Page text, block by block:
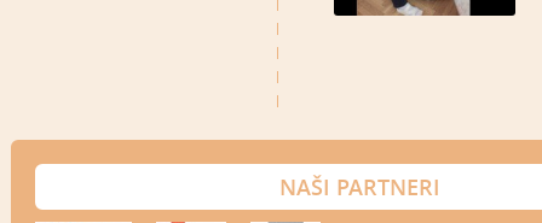
NAŠI PARTNERI